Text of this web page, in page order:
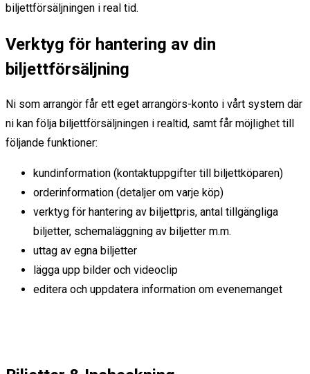
biljettförsäljningen i real tid.
Verktyg för hantering av din
biljettförsäljning
Ni som arrangör får ett eget arrangörs-konto i vårt system där
ni kan följa biljettförsäljningen i realtid, samt får möjlighet till
följande funktioner:
kundinformation (kontaktuppgifter till biljettköparen)
orderinformation (detaljer om varje köp)
verktyg för hantering av biljettpris, antal tillgängliga
biljetter, schemaläggning av biljetter m.m.
uttag av egna biljetter
lägga upp bilder och videoclip
editera och uppdatera information om evenemanget